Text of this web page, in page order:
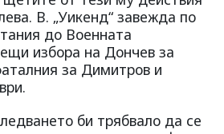
В. „Уикенд“ завежда по
до Военната
избора на Дончев за
за Димитров и
би трябвало да се